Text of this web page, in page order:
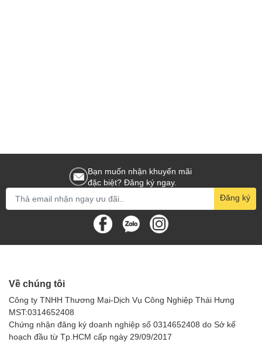
Bạn muốn nhận khuyến mãi
đặc biệt? Đăng ký ngay.
Đăng ký
Về chúng tôi
Công ty TNHH Thương Mại-Dịch Vụ Công Nghiệp Thái Hưng
MST:0314652408
Chứng nhận đăng ký doanh nghiệp số 0314652408 do Sở kế
hoạch đầu từ Tp.HCM cấp ngày 29/09/2017